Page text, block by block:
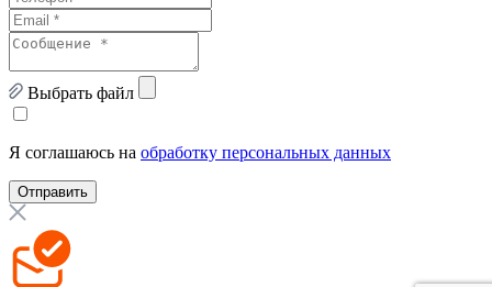
Выбрать файл
Я соглашаюсь на обработку персональных данных
Отправить